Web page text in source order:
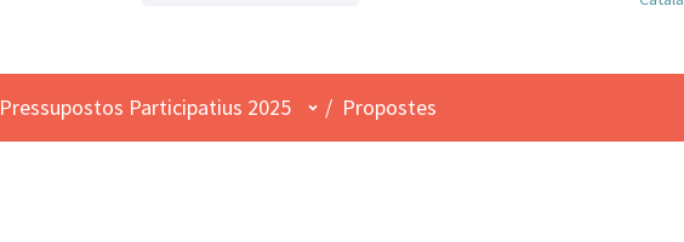
Pressupostos Participatius 2025 Menú d'usuari
/ Propostes